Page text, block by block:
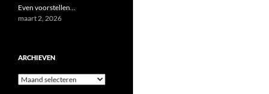
Even voorstellen…
maart 2, 2026
ARCHIEVEN
Archieven